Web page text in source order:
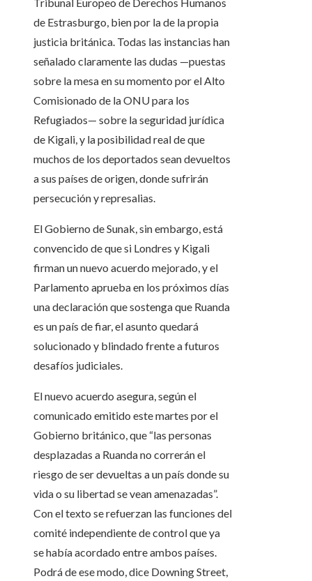
Tribunal Europeo de Derechos Humanos
de Estrasburgo, bien por la de la propia
justicia británica. Todas las instancias han
señalado claramente las dudas —puestas
sobre la mesa en su momento por el Alto
Comisionado de la ONU para los
Refugiados— sobre la seguridad jurídica
de Kigali, y la posibilidad real de que
muchos de los deportados sean devueltos
a sus países de origen, donde sufrirán
persecución y represalias.
El Gobierno de Sunak, sin embargo, está
convencido de que si Londres y Kigali
firman un nuevo acuerdo mejorado, y el
Parlamento aprueba en los próximos días
una declaración que sostenga que Ruanda
es un país de fiar, el asunto quedará
solucionado y blindado frente a futuros
desafíos judiciales.
El nuevo acuerdo asegura, según el
comunicado emitido este martes por el
Gobierno británico, que “las personas
desplazadas a Ruanda no correrán el
riesgo de ser devueltas a un país donde su
vida o su libertad se vean amenazadas”.
Con el texto se refuerzan las funciones del
comité independiente de control que ya
se había acordado entre ambos países.
Podrá de ese modo, dice Downing Street,